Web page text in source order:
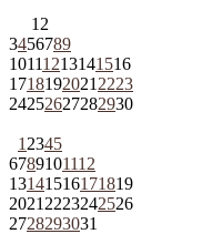
1 2
3456789
10111213141516
1718192021 2223
24252627282930
1 2345
6789101112
13141516171819
2021 2223242526
2728293031